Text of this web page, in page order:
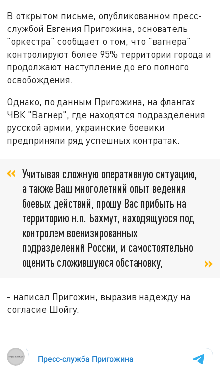
В открытом письме, опубликованном пресс-
службой Евгения Пригожина, основатель
"оркестра" сообщает о том, что "вагнера"
контролируют более 95% территории города и
продолжают наступление до его полного
освобождения.
Однако, по данным Пригожина, на флангах
ЧВК "Вагнер", где находятся подразделения
русской армии, украинские боевики
предприняли ряд успешных контратак.
Учитывая сложную оперативную ситуацию,
а также Ваш многолетний опыт ведения
боевых действий, прошу Вас прибыть на
территорию н.п. Бахмут, находящуюся под
контролем военизированных
подразделений России, и самостоятельно
оценить сложившуюся обстановку,
- написал Пригожин, выразив надежду на
согласие Шойгу.